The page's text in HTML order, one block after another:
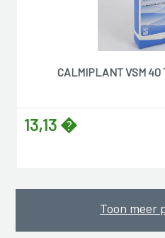
CALMIPLANT VSM
13,13 �
Toon meer